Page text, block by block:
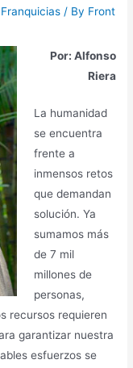
Franquicias / By Front
Por: Alfonso
Riera
La humanidad
se encuentra
frente a
inmensos retos
que demandan
solución. Ya
sumamos más
de 7 mil
millones de
personas,
recursos requieren
garantizar nuestra
esfuerzos se